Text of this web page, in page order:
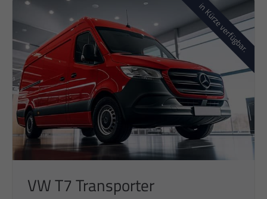
in Kürze verfügbar.
VW T7 Transporter